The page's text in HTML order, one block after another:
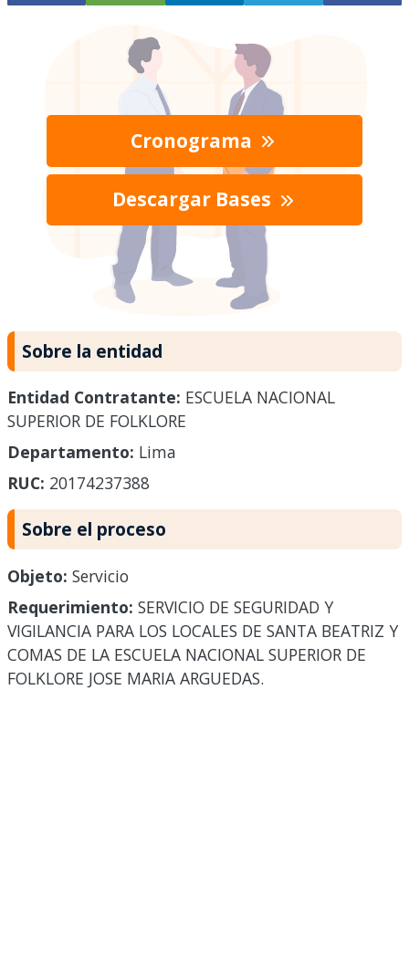
Cronograma
Descargar Bases
Sobre la entidad
Entidad Contratante: ESCUELA NACIONAL
SUPERIOR DE FOLKLORE
Departamento: Lima
RUC: 20174237388
Sobre el proceso
Objeto: Servicio
Requerimiento: SERVICIO DE SEGURIDAD Y
VIGILANCIA PARA LOS LOCALES DE SANTA BEATRIZ Y
COMAS DE LA ESCUELA NACIONAL SUPERIOR DE
FOLKLORE JOSE MARIA ARGUEDAS.